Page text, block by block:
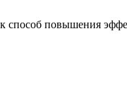
повышения